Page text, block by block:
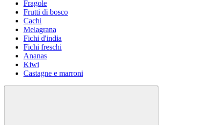
Fragole
Frutti di bosco
Cachi
Melagrana
Fichi d'india
Fichi freschi
Ananas
Kiwi
Castagne e marroni